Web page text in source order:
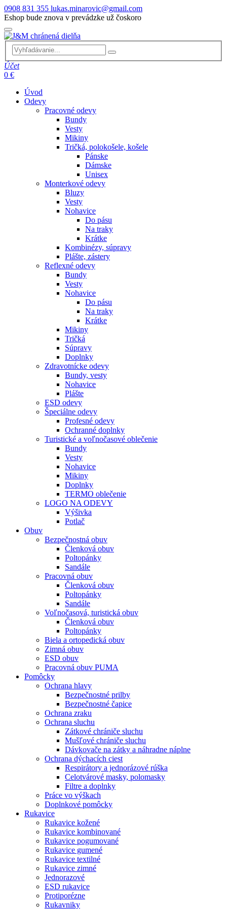
0908 831 355 lukas.minarovic@gmail.com
Eshop bude znova v prevádzke už čoskoro
Účet
0 €
Úvod
Odevy
Pracovné odevy
Bundy
Vesty
Mikiny
Tričká, polokošele, košele
Pánske
Dámske
Unisex
Monterkové odevy
Bluzy
Vesty
Nohavice
Do pásu
Na traky
Krátke
Kombinézy, súpravy
Plášte, zástery
Reflexné odevy
Bundy
Vesty
Nohavice
Do pásu
Na traky
Krátke
Mikiny
Tričká
Súpravy
Doplnky
Zdravotnícke odevy
Bundy, vesty
Nohavice
Plášte
ESD odevy
Špeciálne odevy
Profesné odevy
Ochranné doplnky
Turistické a voľnočasové oblečenie
Bundy
Vesty
Nohavice
Mikiny
Doplnky
TERMO oblečenie
LOGO NA ODEVY
Výšivka
Potlač
Obuv
Bezpečnostná obuv
Členková obuv
Poltopánky
Sandále
Pracovná obuv
Členková obuv
Poltopánky
Sandále
Voľnočasová, turistická obuv
Členková obuv
Poltopánky
Biela a ortopedická obuv
Zimná obuv
ESD obuv
Pracovná obuv PUMA
Pomôcky
Ochrana hlavy
Bezpečnostné prilby
Bezpečnostné čapice
Ochrana zraku
Ochrana sluchu
Zátkové chrániče sluchu
Mušľové chrániče sluchu
Dávkovače na zátky a náhradne náplne
Ochrana dýchacích ciest
Respirátory a jednorázové rúška
Celotvárové masky, polomasky
Filtre a doplnky
Práce vo výškach
Doplnkové pomôcky
Rukavice
Rukavice kožené
Rukavice kombinované
Rukavice pogumované
Rukavice gumené
Rukavice textilné
Rukavice zimné
Jednorazové
ESD rukavice
Protiporézne
Rukavniky